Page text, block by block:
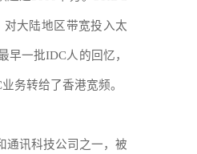
大陆地区带宽投入太
早一批IDC人的回忆，
业务转给了香港宽频。
通讯科技公司之一，被